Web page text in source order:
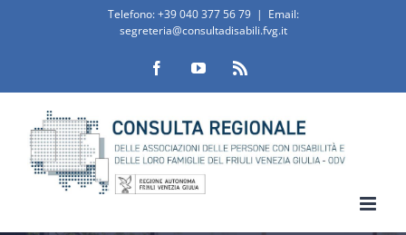
Telefono:+39 040 377 56 79 | Email:
segreteria@consultadisabili.fvg.it
FacebookYouTubeRss